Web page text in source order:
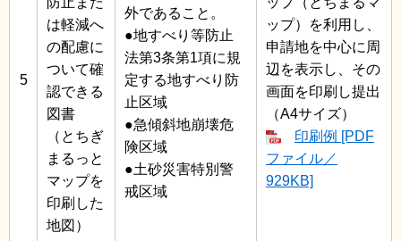
5
は軽減へ
の配慮に
ついて確
認できる
図書
（とちぎ
まるっと
マップを
印刷した
地図）
外であること。
●地すべり等防止
法第3条第1項に規
定する地すべり防
止区域
●急傾斜地崩壊危
険区域
●土砂災害特別警
戒区域
ップ）を利用し、
申請地を中心に周
辺を表示し、その
画面を印刷し提出
（A4サイズ）
印刷例 [PDF
ファイル／
929KB]